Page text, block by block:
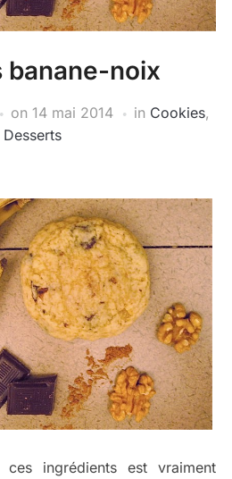
banane-noix
on 14 mai 2014 in Cookies,
Desserts
ingrédients est vraiment